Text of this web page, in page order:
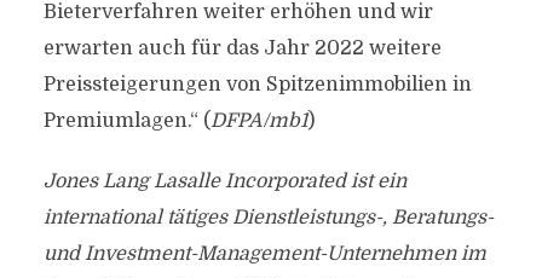
Bieterverfahren weiter erhöhen und wir
erwarten auch für das Jahr 2022 weitere
Preissteigerungen von Spitzenimmobilien in
Premiumlagen.“ (DFPA/mb1)
Jones Lang Lasalle Incorporated ist ein
international tätiges Dienstleistungs-, Beratungs-
und Investment-Management-Unternehmen im